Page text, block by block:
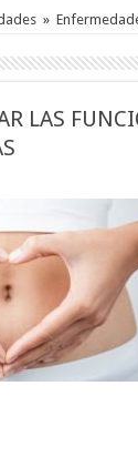
»
LAS